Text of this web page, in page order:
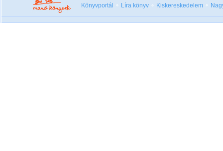
Könyvportál Líra könyv Kiskereskedelem